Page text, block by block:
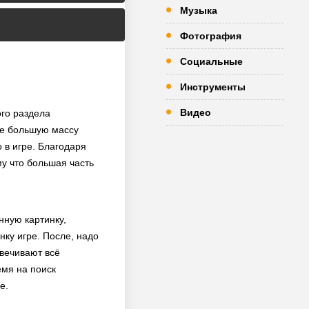
раздела
большую массу
в игре. Благодаря
что большая часть
картинку,
игре. После, надо
всё
на поиск
Музыка
Фотография
Социальные
Инструменты
Видео